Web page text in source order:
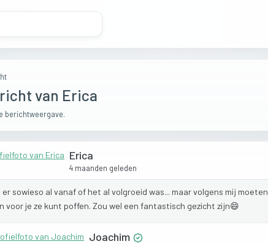
van Erica
berichtweergave.
Erica
4 maanden geleden
er sowieso al vanaf of het al volgroeid was... maarvolgens mij moeten
voor je ze kunt poffen. Zou wel een fantastisch gezicht zijn😄
Joachim